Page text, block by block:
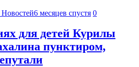
6 месяцев спустя 0
для детей Курилы
пунктиром,